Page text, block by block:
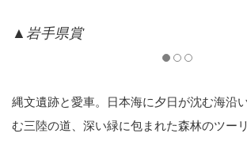
▲秋田県賞
縄文遺跡と愛車。日本海に夕日が沈む海沿
む三陸の道、深い緑に包まれた森林のツー